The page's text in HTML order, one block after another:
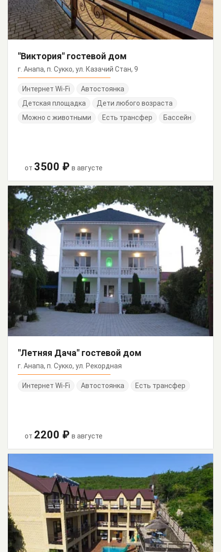
"Виктория" гостевой дом
г. Анапа, п. Сукко, ул. Казачий Стан, 9
Интернет Wi-Fi
Автостоянка
Детская площадка
Дети любого возраста
Можно с животными
Есть трансфер Бассейн
от 3500 ₽ в августе
"Летняя Дача" гостевой дом
г. Анапа, п. Сукко, ул. Рекордная
Интернет Wi-Fi Автостоянка Есть трансфер
от 2200 ₽ в августе